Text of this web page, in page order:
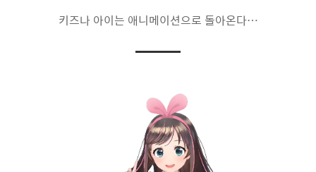
키즈나 아이는 애니메이션으로 돌아온다…